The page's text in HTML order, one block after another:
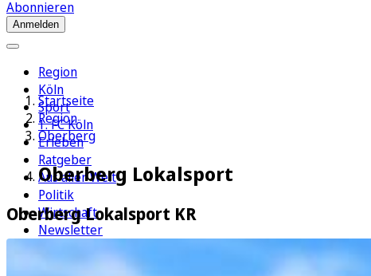
Abonnieren
Anmelden
Region
Köln
Sport
1. FC Köln
Erleben
Ratgeber
Aus aller Welt
Politik
Wirtschaft
Newsletter
Startseite
Region
Oberberg
Oberberg Lokalsport
Oberberg Lokalsport KR